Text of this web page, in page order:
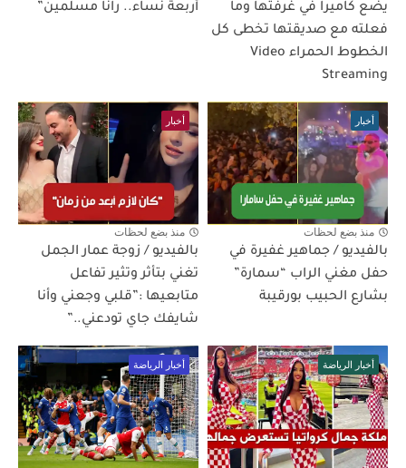
يضع كاميرا في غرفتها وما
فعلته مع صديقتها تخطى كل
الخطوط الحمراء Video
Streaming
أربعة نساء.. رانا مسلمين”
أخبار
منذ بضع لحظات
بالفيديو / جماهير غفيرة في
حفل مغني الراب “سمارة”
بشارع الحبيب بورقيبة
أخبار
منذ بضع لحظات
بالفيديو / زوجة عمار الجمل
تغني بتأثر وتثير تفاعل
متابعيها :”قلبي وجعني وأنا
شايفك جاي تودعني..”
أخبار الرياضة أخبار الرياضة